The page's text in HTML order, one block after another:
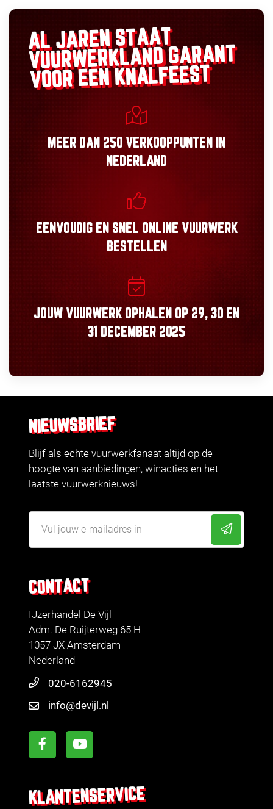
AL JAREN STAAT
VUURWERKLANDGARANT
VOOR EEN KNALFEEST
MEER DAN 250 VERKOOPPUNTEN
IN
NEDERLAND
EENVOUDIGEN SNEL ONLINE VUURWERK
BESTELLEN
JOUW VUURWERK OPHALEN OP 29, 30 EN
31 DECEMBER 2025
CONTACT
IJzerhandel De Vijl
Adm. De Ruijterweg 65 H
1057 JX Amsterdam
Nederland
020-6162945
info@devijl.nl
KLANTENSERVICE
NIEUWSBRIEF
Blijf als echte vuurwerkfanaat altijd op de
hoogte van aanbiedingen, winacties en het
laatste vuurwerknieuws!